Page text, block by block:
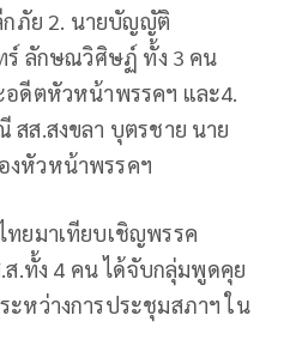
กภัย 2. นายบัญญัติ
ร์ ลักษณวิศิษฏ์ ทั้ง 3 คน
ดีตหัวหน้าพรรคฯ และ4.
ส.สงขลา บุตรชาย นาย
หัวหน้าพรรคฯ
ทยมาเทียบเชิญพรรค
.ทั้ง 4 คน ได้จับกลุ่มพูดคุย
หว่างการประชุมสภาฯ ใน